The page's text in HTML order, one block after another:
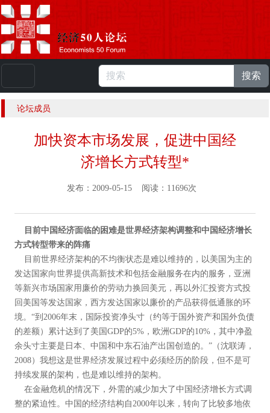
人 |English
搜索
论坛成员
加快资本市场发展，促进中国经
济增长方式转型*
发布：2009-05-15 阅读：11696次
目前中国经济面临的困难是世界经济架构调整和中国经济增长
方式转型带来的阵痛
目前世界经济架构的不均衡状态是难以维持的，以美国为主的
发达国家向世界提供高新技术和包括金融服务在内的服务，亚洲
等新兴市场国家用廉价的劳动力换回美元，再以外汇投资方式投
回美国等发达国家，西方发达国家以廉价的产品获得低通胀的环
境。“到2006年末，国际投资净头寸（约等于国外资产和国外负债
的差额）累计达到了美国GDP的5%，欧洲GDP的10%，其中净盈
余头寸主要是日本、中国和中东石油产出国创造的。”（沈联涛，
2008）我想这是世界经济发展过程中必须经历的阶段，但不是可
持续发展的架构，也是难以维持的架构。
在金融危机的情况下，外需的减少加大了中国经济增长方式调
整的紧迫性。中国的经济结构自2000年以来，转向了比较多地依